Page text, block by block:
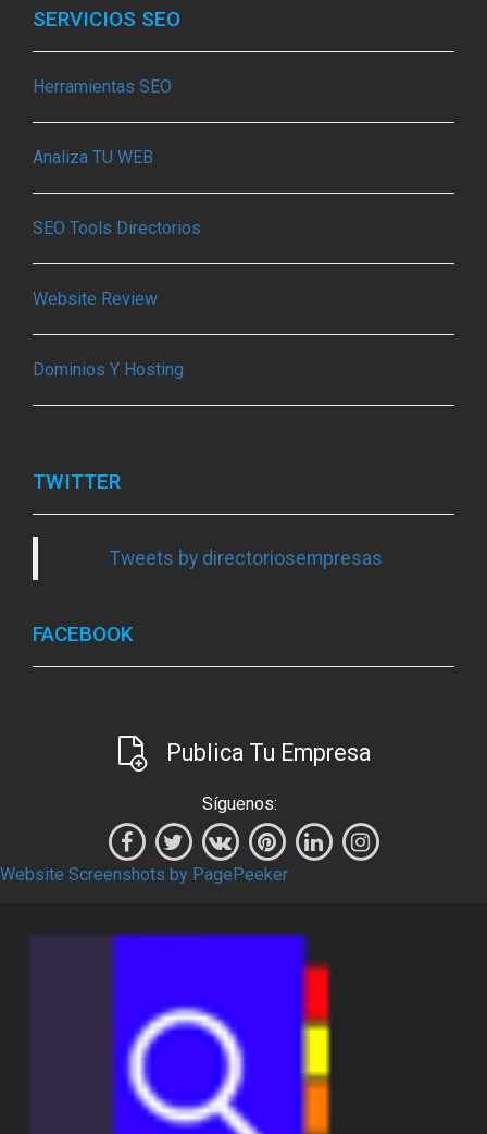
SERVICIOS SEO
Herramientas SEO
Analiza TU WEB
SEO Tools Directorios
Website Review
Dominios Y Hosting
TWITTER
Tweets by directoriosempresas
FACEBOOK
Publica Tu Empresa
Síguenos:
Website Screenshots by PagePeeker